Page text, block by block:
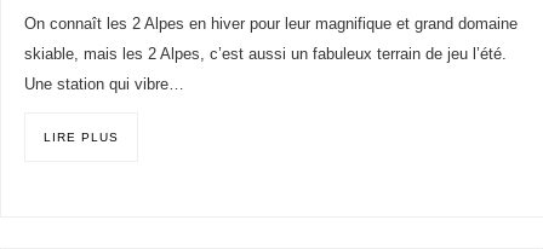
On connaît les 2 Alpes en hiver pour leur magnifique et grand domaine
skiable, mais les 2 Alpes, c’est aussi un fabuleux terrain de jeu l’été.
Une station qui vibre…
LIRE PLUS